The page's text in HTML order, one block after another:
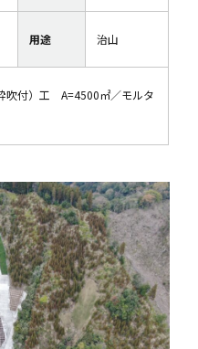
用途 治山
吹付）工 A=4500㎡／モルタ